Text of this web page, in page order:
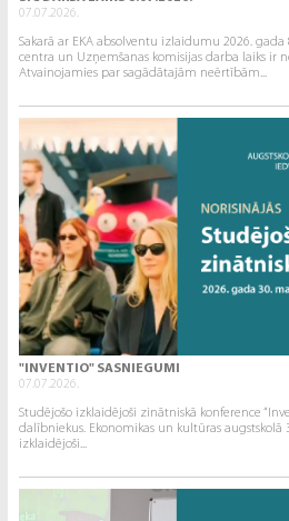
07.07.2026.
Sakarā ar EKA absolventu izlaidumu 2026.
centra un Uzņemšanas komisijas darba laiks ir
Atvainojamies par sagādātajām neērtībām...
"INVENTIO" SASNIEGUMI
07.07.2026.
Studējošo izklaidējoši zinātniskā konference
dalībniekus. Ekonomikas un kultūras augstskolā
izklaidējoši...